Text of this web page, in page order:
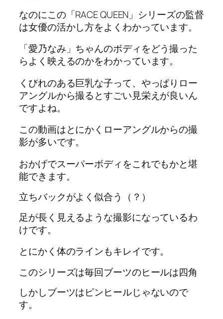
なのにこの「RACE QUEEN」シリーズの監督
は女優の活かし方をよくわかっています。
「愛乃なみ」ちゃんのボディをどう撮った
らよく映えるのかをわかっています。
くびれのある巨乳な子って、やっぱりロー
アングルから撮るとすごい見栄えが良いん
ですよね。
この動画はとにかくローアングルからの撮
影が多いです。
おかげでスーパーボディをこれでもかと堪
能できます。
立ちバックがよく似合う（？）
足が長く見えるような撮影になっているわ
けです。
とにかく体のラインもキレイです。
このシリーズは毎回ブーツのヒールは四角
しかしブーツはピンヒールじゃないので
す。